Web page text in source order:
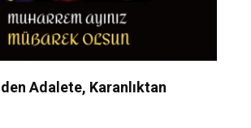
Adalete, Karanlıktan